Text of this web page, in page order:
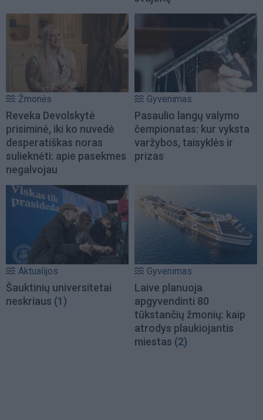
Žmonės
Reveka Devolskytė
prisiminė, iki ko nuvedė
desperatiškas noras
sulieknėti: apie pasekmes
negalvojau
Gyvenimas
Pasaulio langų valymo
čempionatas: kur vyksta
varžybos, taisyklės ir
prizas
Aktualijos
Šauktinių universitetai
neskriaus (1)
Gyvenimas
Laive planuoja
apgyvendinti 80
tūkstančių žmonių: kaip
atrodys plaukiojantis
miestas (2)